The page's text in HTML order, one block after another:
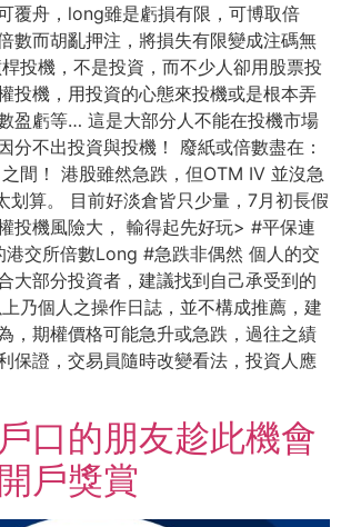
覆舟，long雖是虧損有限，可博取倍
數而胡亂押注，將損失有限變成注碼無
投機，不是投資，而不少人卻用股票投
投機，用投資的心態來投機或是根本弄
盈虧等… 這是大部分人不能在投機市場
分不出投資與投機！ 廢紙或倍數盡在：
間！ 港股雖然急跌，但OTM IV 並沒急
划算。 目前好淡倉皆只少量，7月初長假
投機風險大， 輸得起先好玩> #平保連
交所倍數Long #急跌非偶然 個人的交
大部分投資者，建議找到自己承受到的
乃個人之操作日誌，並不構成推薦，建
，期權價格可能急升或急跌，過往之績
保證，交易員隨時改變看法，投資人應
口的朋友趁此機會
戶獎賞